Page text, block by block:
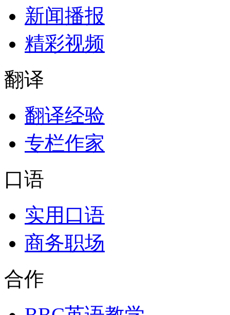
新闻播报
精彩视频
翻译
翻译经验
专栏作家
口语
实用口语
商务职场
合作